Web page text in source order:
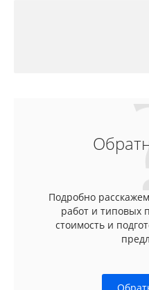
Подробно
работ и типовых
стоимость и